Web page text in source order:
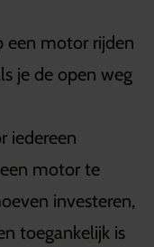
een motor rijden
je de open weg
iedereen
motor te
investeren,
toegankelijk is